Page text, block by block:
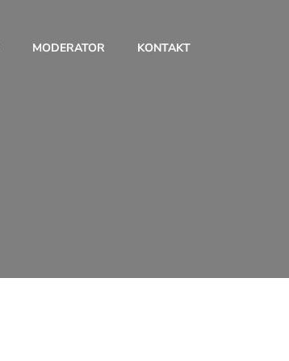
MODERATOR KONTAKT